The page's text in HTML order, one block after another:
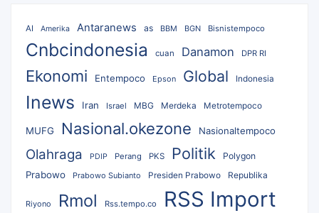
AI Amerika Antaranews as BBM BGN Bisnistempoco
Cnbcindonesia cuan Danamon DPR RI
Ekonomi Entempoco Epson Global Indonesia
Inews Iran Israel MBG Merdeka Metrotempoco
MUFG Nasional.okezone Nasionaltempoco
Olahraga PDIP Perang PKS Politik Polygon
Prabowo Prabowo Subianto Presiden Prabowo Republika
Riyono Rmol Rss.tempo.co RSS Import